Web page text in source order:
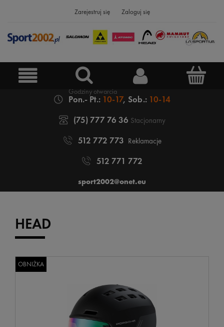
Zarejestruj się Zaloguj się
Pon.- Pt.: 10-17, Sob.: 10-14
(75) 777 76 36 Stacjonarny
512 772 773 Reklamacje
512 771 772
sport2002@onet.eu
HEAD
OBNIŻKA